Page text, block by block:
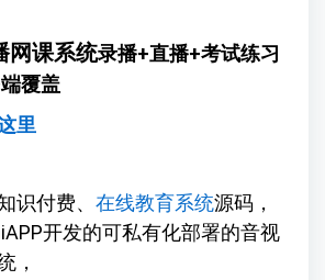
网课系统录播+直播+考试练习
覆盖
里
识付费、 在线教育系统源码，
开发的可私有化部署的音视
，